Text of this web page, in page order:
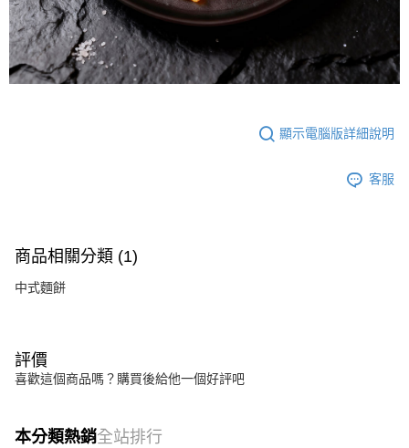
顯示電腦版詳細說明
客服
商品相關分類 (1)
中式麵餅
評價
喜歡這個商品嗎？購買後給他一個好評吧
本分類熱銷全站排行